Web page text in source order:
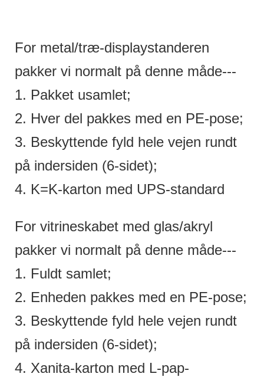
For metal/træ-displaystanderen
pakker vi normalt på denne måde---
1. Pakket usamlet;
2. Hver del pakkes med en PE-pose;
3. Beskyttende fyld hele vejen rundt
på indersiden (6-sidet);
4. K=K-karton med UPS-standard
For vitrineskabet med glas/akryl
pakker vi normalt på denne måde---
1. Fuldt samlet;
2. Enheden pakkes med en PE-pose;
3. Beskyttende fyld hele vejen rundt
på indersiden (6-sidet);
4. Xanita-karton med L-pap-